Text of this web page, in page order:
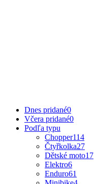
Dnes pridané0
Včera pridané0
Podľa typu
Chopper114
Čtyřkolka27
Dětské moto17
Elektro6
Enduro61